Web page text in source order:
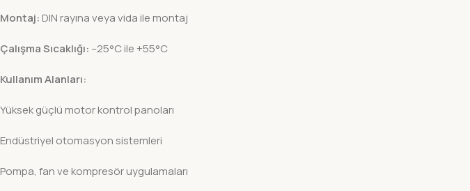
Montaj: DIN rayına veya vida ile montaj
Çalışma Sıcaklığı: –25°C ile +55°C
Kullanım Alanları:
Yüksek güçlü motor kontrol panoları
Endüstriyel otomasyon sistemleri
Pompa, fan ve kompresör uygulamaları